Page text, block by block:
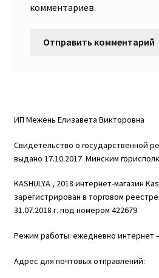
комментариев.
ИП Межень Елизавета Викторовна
Свидетельство о государственной
выдано 17.10.2017 Минским
KASHULYA , 2018 интернет-магазин
зарегистрирован в торговом
31.07.2018 г. под номером 422679
Режим работы: ежедневно интернет –
Адрес для почтовых отправлений: